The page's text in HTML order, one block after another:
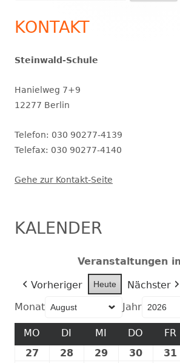
nach:
KONTAKT
Steinwald-Schule
Hanielweg 7+9
12277 Berlin
Telefon: 030 90277-4139
Telefax: 030 90277-4140
Gehe zur Kontakt-Seite
KALENDER
Veranstaltungen
Vorheriger Heute
Nächster
Monat
Jahr
MO MONTAG
DI DIENSTAG
MI MITTWOCH
DO FR
27
28 29 30 31